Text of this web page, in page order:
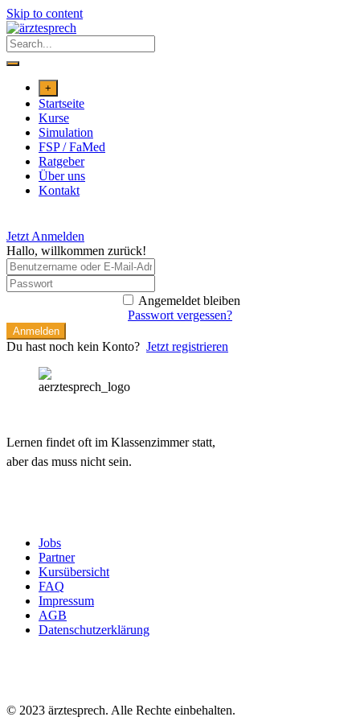
Skip to content
+
Startseite
Kurse
Simulation
FSP / FaMed
Ratgeber
Über uns
Kontakt
Jetzt Anmelden
Hallo, willkommen zurück!
Angemeldet bleiben
Passwort vergessen?
Anmelden
Du hast noch kein Konto? Jetzt registrieren
Lernen findet oft im Klassenzimmer statt,
aber das muss nicht sein.
Jobs
Partner
Kursübersicht
FAQ
Impressum
AGB
Datenschutzerklärung
© 2023 ärztesprech. Alle Rechte einbehalten.